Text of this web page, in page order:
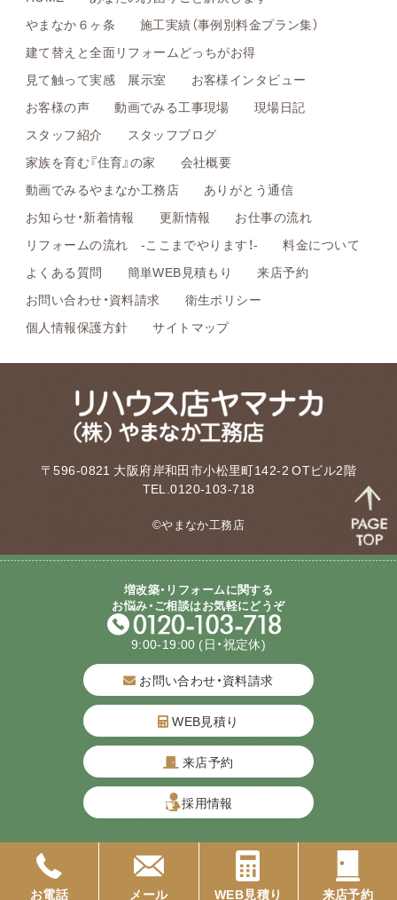
やまなか６ヶ条
施工実績（事例別料金プラン集）
建て替えと全面リフォームどっちがお得
見て触って実感 展示室
お客様インタビュー
お客様の声
動画でみる工事現場
現場日記
スタッフ紹介
スタッフブログ
家族を育む『住育』の家
会社概要
動画でみるやまなか工務店
ありがとう通信
お知らせ・新着情報
更新情報
お仕事の流れ
リフォームの流れ -ここまでやります！-
料金について
よくある質問
簡単WEB見積もり
来店予約
お問い合わせ・資料請求
衛生ポリシー
個人情報保護方針
サイトマップ
〒596-0821 大阪府岸和田市小松里町142-2 OTビル2階
TEL.0120-103-718
©やまなか工務店
増改築・リフォームに関する
お悩み・ご相談はお気軽にどうぞ
9:00-19:00 (日・祝定休)
お問い合わせ・資料請求
WEB見積り
来店予約
採用情報
お電話 メール WEB見積り 来店予約